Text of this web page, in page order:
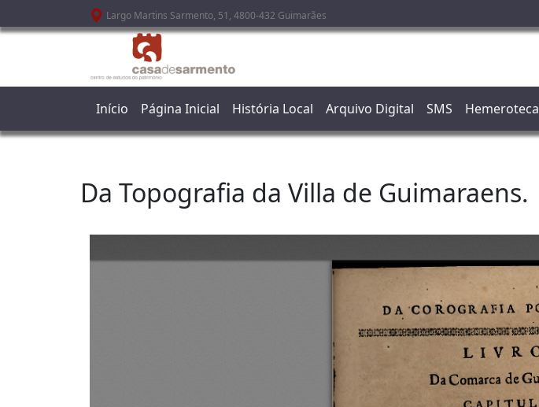
Passar para o conteúdo principalLargo Martins Sarmento, 51, 4800-432 Guimarães
Início Página Inicial História Local Arquivo Digital SMS Hemeroteca
Da Topografia da Villa de Guimaraens.